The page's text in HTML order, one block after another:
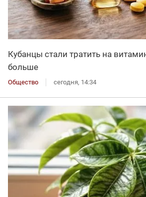
Кубанцы стали тратить на
больше
Общество сегодня, 14:34